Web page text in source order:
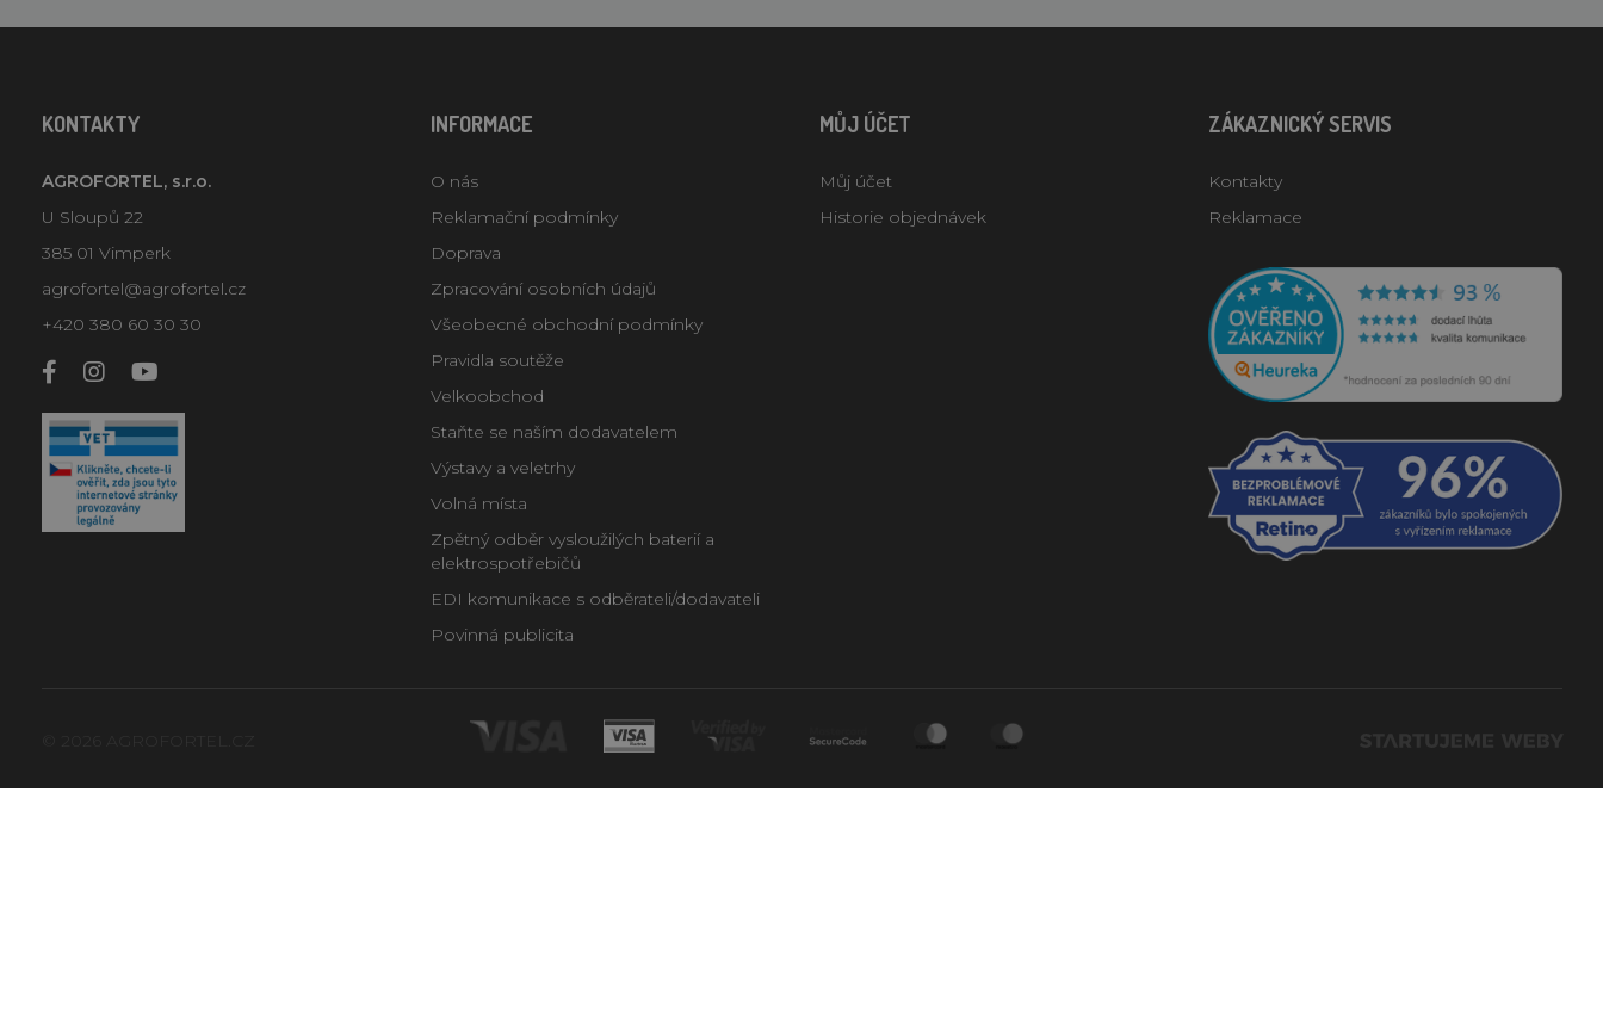
KONTAKTY
AGROFORTEL, s.r.o.
U Sloupů 22
385 01 Vimperk
agrofortel@agrofortel.cz
+420 380 60 30 30
INFORMACE
O nás
Reklamační podmínky
Doprava
Zpracování osobních údajů
Všeobecné obchodní podmínky
Pravidla soutěže
Velkoobchod
Staňte se naším dodavatelem
Výstavy a veletrhy
Volná místa
Zpětný odběr vysloužilých baterií a
elektrospotřebičů
EDI komunikace s odběrateli/dodavateli
Povinná publicita
MŮJ ÚČET
Můj účet
Historie objednávek
ZÁKAZNICKÝ SERVIS
Kontakty
Reklamace